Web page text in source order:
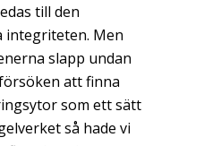
till den
integriteten. Men
slapp undan
att finna
som ett sätt
så hade vi